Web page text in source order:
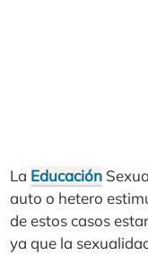
La Educación
auto o hetero
de estos casos
ya que la